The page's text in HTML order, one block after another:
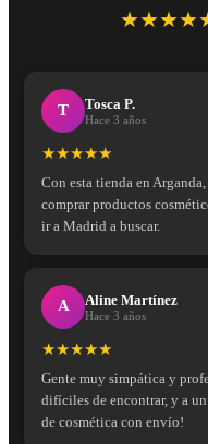
T Tosca P.
Hace 3 años
★★★★★
Con esta tienda en
comprar productos
ir a Madrid a buscar.
A Aline Martínez
Hace 3 años
★★★★★
Gente muy simpática y
difíciles de encontrar, y a
de cosmética con envío!